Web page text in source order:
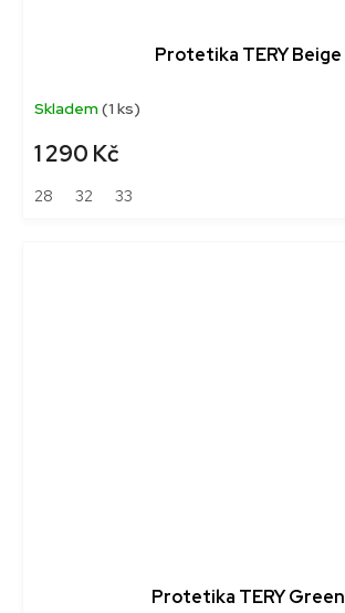
Protetika TERY Beige
Skladem(1 ks)
1 290 Kč
28 32 33
Protetika TERY Green